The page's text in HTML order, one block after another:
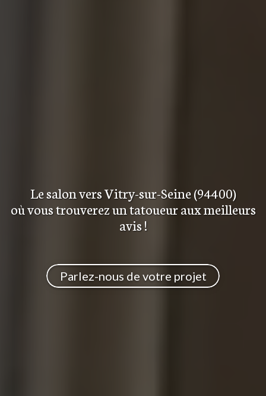
Le salonvers Vitry-sur-Seine (94400)
où vous trouverezun tatoueur aux meilleurs
avis!
Parlez-nous de votre projet